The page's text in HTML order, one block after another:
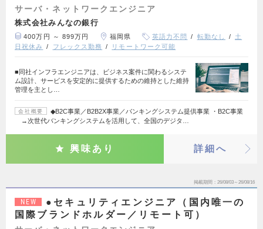
サーバ・ネットワークエンジニア
株式会社みんなの銀行
400万円 ～ 899万円 福岡県 英語力不問 転勤なし
土
日祝休み
フレックス勤務 リモートワーク可能
■同社インフラエンジニアは、ビジネス案件に関わるシステ
ム設計、サービスを安定的に提供するための維持とした維持
管理を主とし…
会社概要
◆B2C事業／B2B2X事業／バンキングシステム提供事業 ・B2C事業
→次世代バンキングシステムを活用して、全国のデジタ…
興味あり 詳細へ
掲載期間 26/08/03～26/08/16
NEW
●セキュリティエンジニア（国内唯一の
国際ブランドホルダー／リモート可）